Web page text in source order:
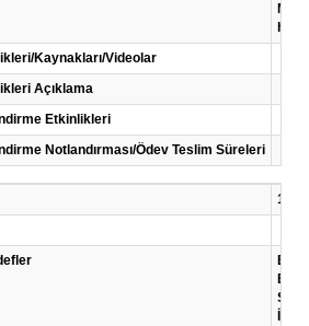
Kaynakları/Videolar
Açıklama
Etkinlikleri
Notlandırması/Ödev Teslim Süreleri
12
Bu
Bu